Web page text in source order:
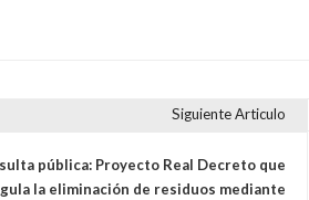
Siguiente Articulo
pública: Proyecto Real Decreto que
la eliminación de residuos mediante